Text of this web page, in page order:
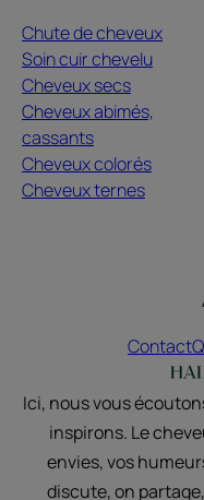
Chute de cheveux
Soin cuir chevelu
Cheveux secs
Cheveux abimés,
cassants
Cheveux colorés
Cheveux ternes
Contact
Ici, nous vous
inspirons. Le
envies, vos
discute, on